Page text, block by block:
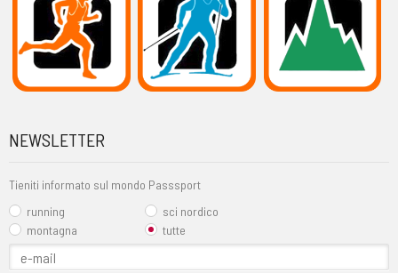
NEWSLETTER
Tieniti informato sul mondo Passsport
running
sci nordico
montagna
tutte